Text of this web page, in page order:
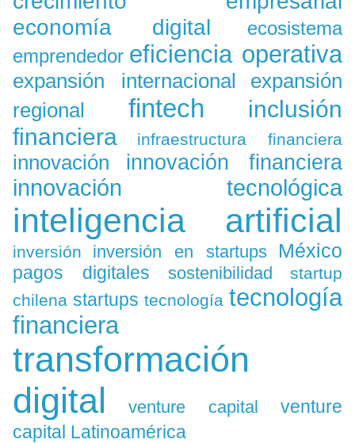
economía digital
ecosistema
emprendedor eficiencia operativa
expansión internacional
expansión
regional
fintech
inclusión
financiera
infraestructura financiera
innovación innovación financiera
innovación tecnológica
inteligencia artificial
inversión inversión en startups México
pagos digitales sostenibilidad
startup
chilena startups tecnología tecnología
financiera
transformación
digital
venture capital
venture
capital Latinoamérica